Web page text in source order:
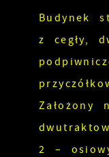
Budynek
z cegły,
Założony
2 –